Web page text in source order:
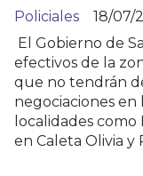
Policiales
18/07/
El Gobierno de
efectivos de la
que no tendrán
negociaciones en
localidades
en Caleta Olivia y